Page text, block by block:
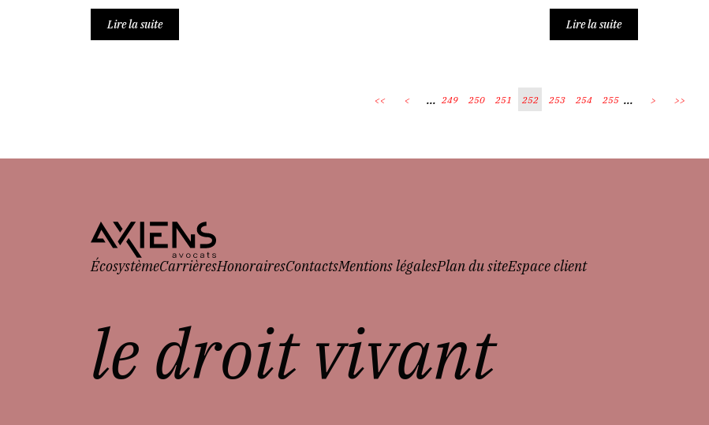
Lire la suite Lire la suite
<< < ... 249 250 251 252 253 254 255 ... > >>
ÉcosystèmeCarrièresHonorairesContactsMentions légalesPlan du siteEspace client
le droit vivant